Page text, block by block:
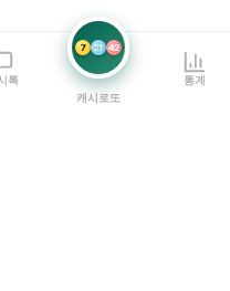
톡
7 21 42
캐시로또
통계